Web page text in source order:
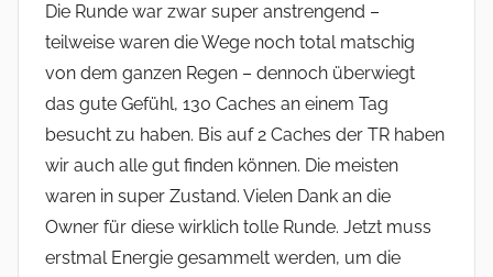
Die Runde war zwar super anstrengend –
teilweise waren die Wege noch total matschig
von dem ganzen Regen – dennoch überwiegt
das gute Gefühl, 130 Caches an einem Tag
besucht zu haben. Bis auf 2 Caches der TR haben
wir auch alle gut finden können. Die meisten
waren in super Zustand. Vielen Dank an die
Owner für diese wirklich tolle Runde. Jetzt muss
erstmal Energie gesammelt werden, um die